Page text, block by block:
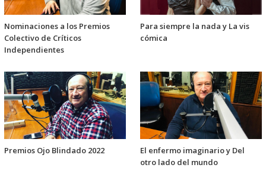
Nominaciones a los Premios
Colectivo de Críticos
Independientes
Para siempre la nada y La vis
cómica
Premios Ojo Blindado 2022
El enfermo imaginario y Del
otro lado del mundo